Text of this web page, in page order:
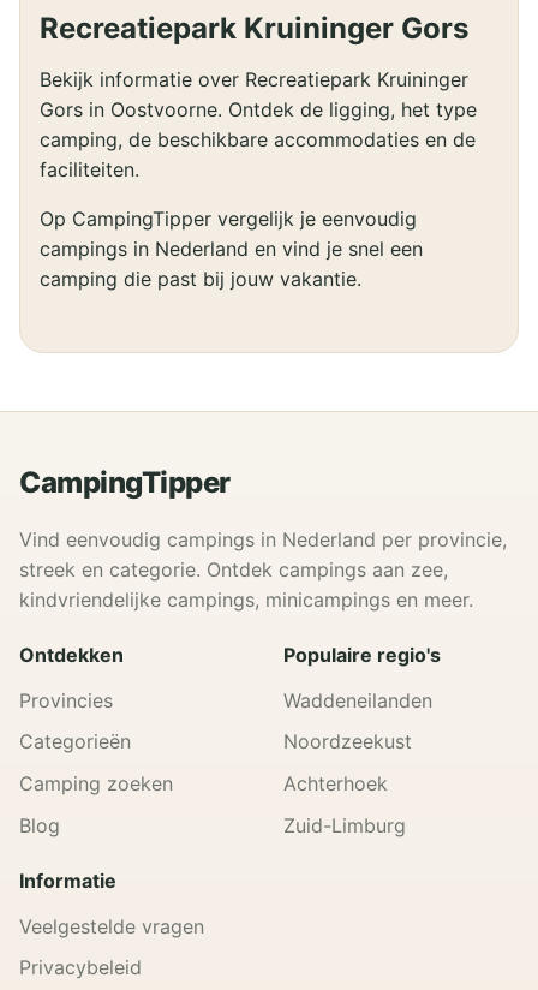
Recreatiepark Kruininger Gors
Bekijk informatie over Recreatiepark Kruininger
Gors in Oostvoorne. Ontdek de ligging, het type
camping, de beschikbare accommodaties en de
faciliteiten.
Op CampingTipper vergelijk je eenvoudig
campings in Nederland en vind je snel een
camping die past bij jouw vakantie.
CampingTipper
Vind eenvoudig campings in Nederland per provincie,
streek en categorie. Ontdek campings aan zee,
kindvriendelijke campings, minicampings en meer.
Ontdekken
Provincies
Categorieën
Camping zoeken
Blog
Populaire regio's
Waddeneilanden
Noordzeekust
Achterhoek
Zuid-Limburg
Informatie
Veelgestelde vragen
Privacybeleid